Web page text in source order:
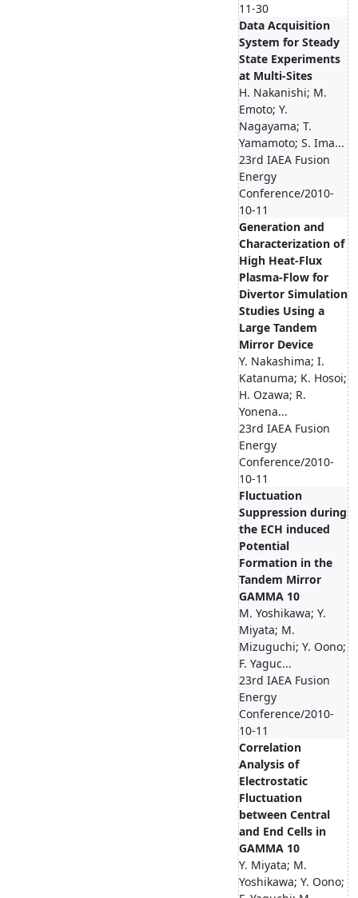
11-30
Data Acquisition
System for Steady
State Experiments
at Multi-Sites
H. Nakanishi; M.
Emoto; Y.
Nagayama; T.
Yamamoto; S. Ima...
23rd IAEA Fusion
Energy
Conference/2010-
10-11
Generation and
Characterization of
High Heat-Flux
Plasma-Flow for
Divertor Simulation
Studies Using a
Large Tandem
Mirror Device
Y. Nakashima; I.
Katanuma; K. Hosoi;
H. Ozawa; R.
Yonena...
23rd IAEA Fusion
Energy
Conference/2010-
10-11
Fluctuation
Suppression during
the ECH induced
Potential
Formation in the
Tandem Mirror
GAMMA 10
M. Yoshikawa; Y.
Miyata; M.
Mizuguchi; Y. Oono;
F. Yaguc...
23rd IAEA Fusion
Energy
Conference/2010-
10-11
Correlation
Analysis of
Electrostatic
Fluctuation
between Central
and End Cells in
GAMMA 10
Y. Miyata; M.
Yoshikawa; Y. Oono;